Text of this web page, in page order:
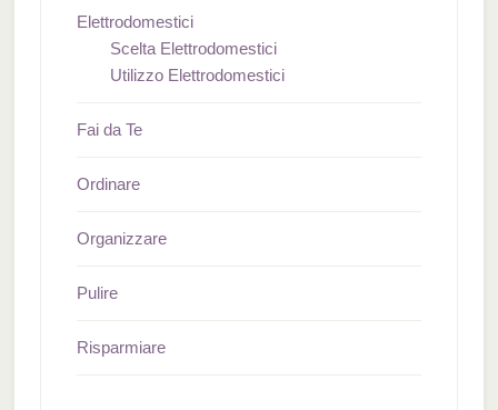
Elettrodomestici
Scelta Elettrodomestici
Utilizzo Elettrodomestici
Fai da Te
Ordinare
Organizzare
Pulire
Risparmiare